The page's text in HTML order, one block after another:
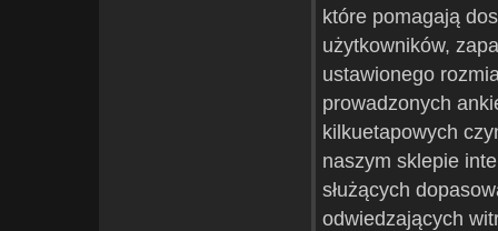
które pomagają
użytkowników,
ustawionego
prowadzonych
kilkuetapowych
naszym sklepie
służących
odwiedzających